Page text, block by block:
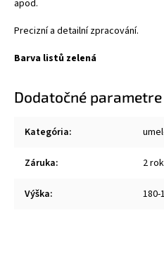
apod.
Precizní a detailní zpracování.
Barva listů zelená
Dodatočné parametre
Kategória:
Záruka: 2
Výška: 180-